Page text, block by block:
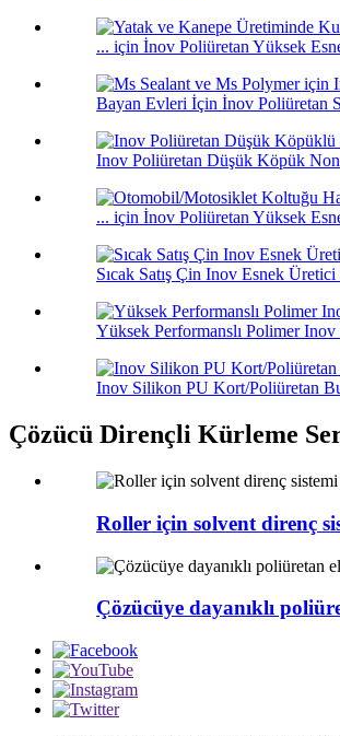
... için İnov Poliüretan Yüksek
Bayan Evleri İçin İnov Poliüretan
Inov Poliüretan Düşük Köpük
... için İnov Poliüretan Yüksek
Sıcak Satış Çin Inov Esnek
Yüksek Performanslı Polimer
Inov Silikon PU Kort/Poliüretan
Çözücü Dirençli Kürleme
Roller için solvent direnç
Çözücüye dayanıklı